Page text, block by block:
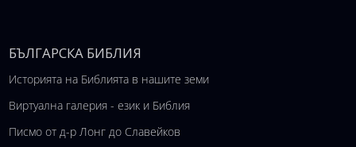
БЪЛГАРСКА БИБЛИЯ
Историята на Библията в нашите земи
Виртуална галерия - език и Библия
Писмо от д-р Лонг до Славейков